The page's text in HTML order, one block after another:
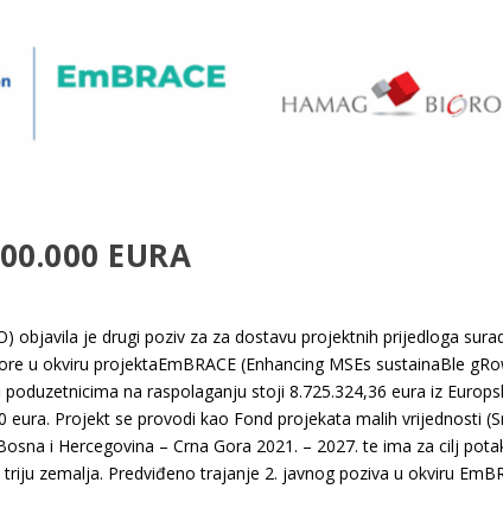
EURA
objavila je drugi poziv za za dostavu projektnih prijedloga
u okviru projektaEmBRACE (Enhancing MSEs sustainaBle
na raspolaganju stoji 8.725.324,36 eura iz
Projekt se provodi kao Fond projekata malih vrijednosti
i Hercegovina – Crna Gora 2021. – 2027. te ima za cilj
zemalja. Predviđeno trajanje 2. javnog poziva u okviru